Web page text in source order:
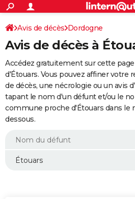
ACTUALITÉS
Politique
Société
Faits Divers
Education
Monde
Villes
+
SPORT
Coupe du monde 2026
Football
Tennis
Cyclisme
Rugby
Forum
Programme TV
TNT
Streaming
Cinéma
Sorties cinéma
Musique
+
FINANCE
Retraite
Epargne
Immobilier
Risques naturels par ville
Assurance
AUTO
Essais
Réserver un essai
Citadines
Berlines
SUV
Forum auto
+
HIGH-TECH
BRICOLAGE
Forum
Aménagement intérieur
Extérieur
Cuisine
Salle de bains
Jardinage
Rangement
WEEK-END
Avis de décès Dordogne
Avis de décès à
Accédez gratuitement sur cette
d'Étouars. Vous pouvez affiner votre
de décès, une nécrologie ou un avis
tapant le nom d'un défunt et/ou le
commune proche d'Étouars dans le
dessous.